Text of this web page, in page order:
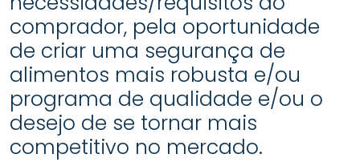
comprador, pela oportunidade
de criar uma segurança de
alimentos mais robusta e/ou
programa de qualidade e/ou o
desejo de se tornar mais
competitivo no mercado.